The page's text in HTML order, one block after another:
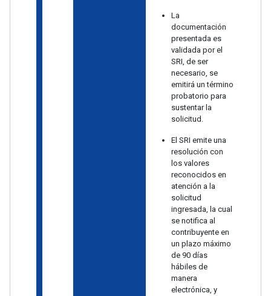
La
documentación
presentada es
validada por el
SRI, de ser
necesario, se
emitirá un término
probatorio para
sustentar la
solicitud.
El SRI emite una
resolución con
los valores
reconocidos en
atención a la
solicitud
ingresada, la cual
se notifica al
contribuyente en
un plazo máximo
de 90 días
hábiles de
manera
electrónica, y